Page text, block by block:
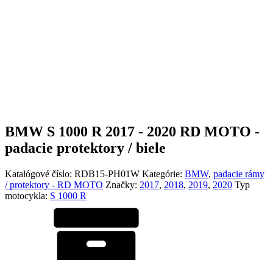
BMW S 1000 R 2017 - 2020 RD MOTO -
padacie protektory / biele
Katalógové číslo: RDB15-PH01W Kategórie: BMW, padacie rámy
/ protektory - RD MOTO Značky: 2017, 2018, 2019, 2020 Typ
motocykla: S 1000 R